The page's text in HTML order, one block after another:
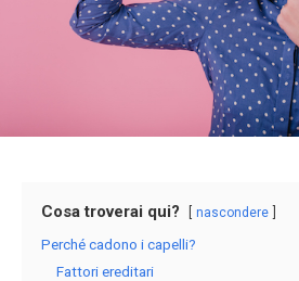
Cosa troverai qui? nascondere
Perché cadono i capelli?
Fattori ereditari